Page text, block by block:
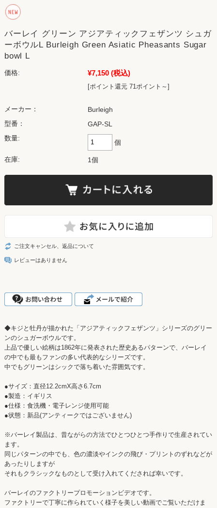
バーレイ グリーン アジアティックフェザンツ シュガ
ーボウルL Burleigh Green Asiatic Pheasants Sugar
bowl L
価格: ¥7,150 (税込)
[ポイント還元 71ポイント～]
メーカー：
Burleigh
型番：
GAP-SL
数量:
個
在庫: 1個
ご注文キャンセル、返品について
レビューはありません
◆キジと牡丹が描かれた「アジアティックフェザンツ」シリーズのグリー
ンのシュガーボウルです。
上品で優しい絵柄は1862年に発表された歴史あるパターンで、バーレイ
の中でも最もファンの多い代表的なシリーズです。
中でもグリーンはシックで落ち着いた雰囲気です。
●サイズ：直径12.2cmX高さ6.7cm
●製造：イギリス
●仕様：食洗機・電子レンジ使用可能
●状態：新品(アンティークではございません)
※バーレイ製品は、昔ながらの方法でひとつひとつ手作りで生産されてい
ます。
同じパターンの中でも、色の濃淡やインクの飛び・プリントのずれなどが
あったりしますが
それもクラシックなものとして受け入れてくだされば幸いです。
バーレイのファクトリープロモーションビデオです。
ファクトリーで丁寧に作られていく様子を美しい動画でご覧いただけま